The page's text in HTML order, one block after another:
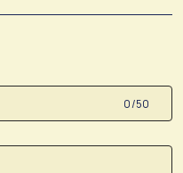
0 /50